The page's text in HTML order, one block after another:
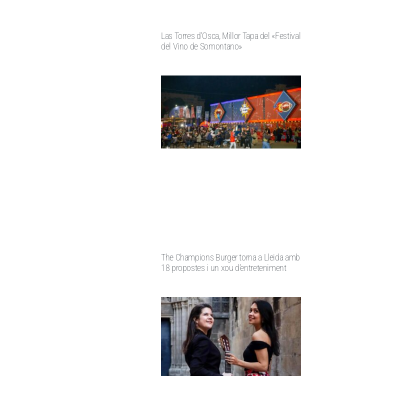
Las Torres d’Osca, Millor Tapa del «Festival
del Vino de Somontano»
The Champions Burger torna a Lleida amb
18 propostes i un xou d’entreteniment